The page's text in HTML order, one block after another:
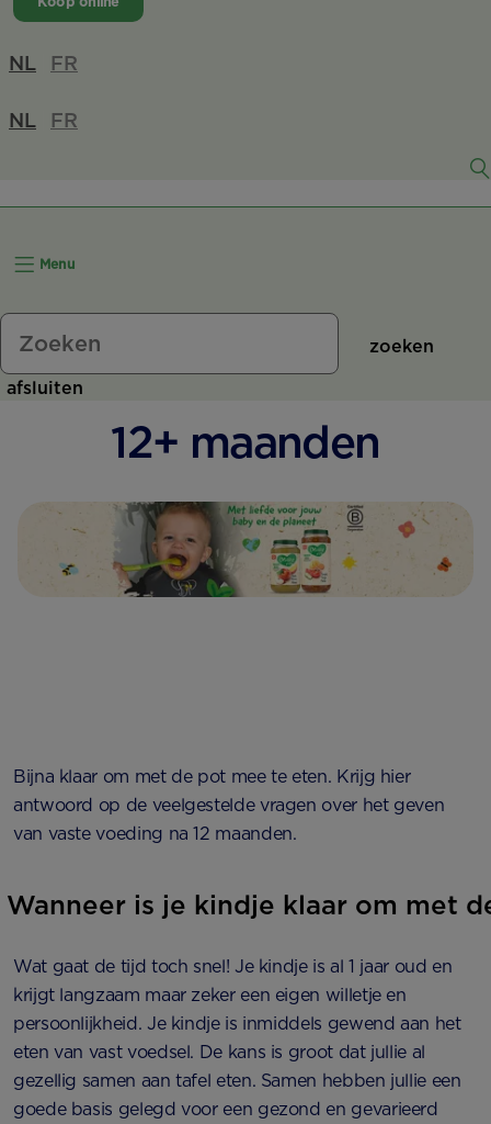
NL FR
NL FR
Menu
zoeken
afsluiten
12+ maanden
Bijna klaar om met de pot mee te eten. Krijg hier
antwoord op de veelgestelde vragen over het geven
van vaste voeding na 12 maanden.
Wanneer is je kindje klaar om met
Wat gaat de tijd toch snel! Je kindje is al 1 jaar oud en
krijgt langzaam maar zeker een eigen willetje en
persoonlijkheid. Je kindje is inmiddels gewend aan het
eten van vast voedsel. De kans is groot dat jullie al
gezellig samen aan tafel eten. Samen hebben jullie een
goede basis gelegd voor een gezond en gevarieerd